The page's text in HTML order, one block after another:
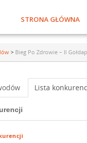
STRONA GŁÓWNA
> Bieg Po Zdrowie – II
Lista